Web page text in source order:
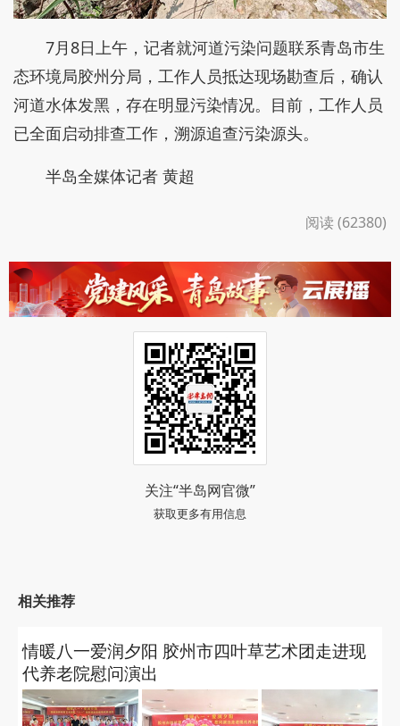
7月8日上午，记者就河道污染问题联系青岛市生
态环境局胶州分局，工作人员抵达现场勘查后，确认
河道水体发黑，存在明显污染情况。目前，工作人员
已全面启动排查工作，溯源追查污染源头。
半岛全媒体记者 黄超
阅读 (62380)
关注“半岛网官微”
获取更多有用信息
相关推荐
情暖八一爱润夕阳 胶州市四叶草艺术团走进现
代养老院慰问演出